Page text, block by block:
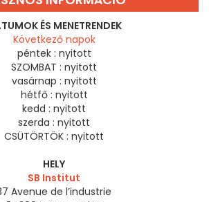
ÉS MENETRENDEK
Következő napok
péntek : nyitott
SZOMBAT : nyitott
vasárnap : nyitott
hétfő : nyitott
kedd : nyitott
szerda : nyitott
CSÜTÖRTÖK : nyitott
HELY
SB Institut
Avenue de l’industrie